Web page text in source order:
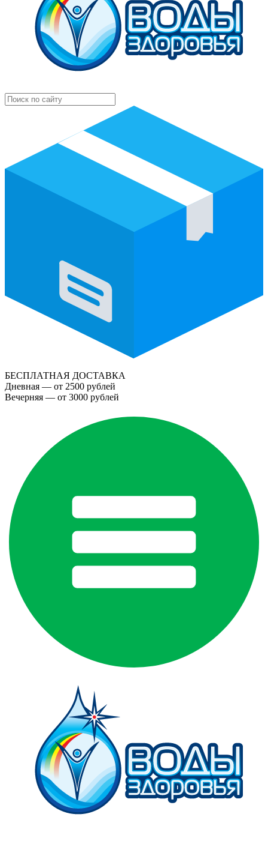
БЕСПЛАТНАЯ ДОСТАВКА
Дневная — от 2500 рублей
Вечерняя — от 3000 рублей